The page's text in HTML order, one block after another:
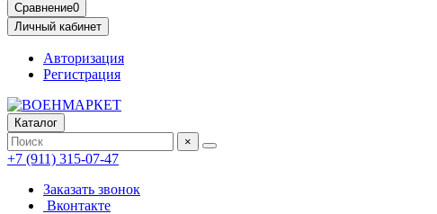
Сравнение0
Личный кабинет
Авторизация
Регистрация
Каталог
×
+7 (911) 315-07-47
Заказать звонок
Вконтакте